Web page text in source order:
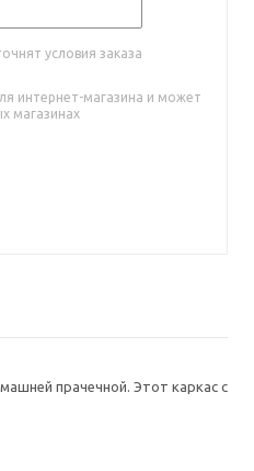
условия заказа
интернет-магазина и может
магазинах
прачечной. Этот каркас с